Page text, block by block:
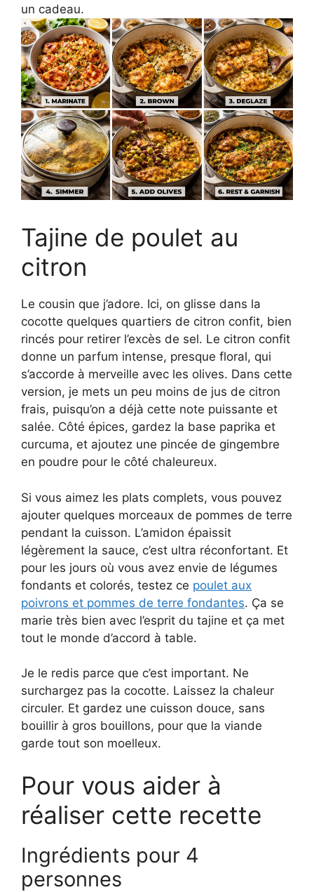
un cadeau.
Tajine de poulet au
citron
Le cousin que j’adore. Ici, on glisse dans la
cocotte quelques quartiers de citron confit, bien
rincés pour retirer l’excès de sel. Le citron confit
donne un parfum intense, presque floral, qui
s’accorde à merveille avec les olives. Dans cette
version, je mets un peu moins de jus de citron
frais, puisqu’on a déjà cette note puissante et
salée. Côté épices, gardez la base paprika et
curcuma, et ajoutez une pincée de gingembre
en poudre pour le côté chaleureux.
Si vous aimez les plats complets, vous pouvez
ajouter quelques morceaux de pommes de terre
pendant la cuisson. L’amidon épaissit
légèrement la sauce, c’est ultra réconfortant. Et
pour les jours où vous avez envie de légumes
fondants et colorés, testez ce poulet aux
poivrons et pommes de terre fondantes. Ça se
marie très bien avec l’esprit du tajine et ça met
tout le monde d’accord à table.
Je le redis parce que c’est important. Ne
surchargez pas la cocotte. Laissez la chaleur
circuler. Et gardez une cuisson douce, sans
bouillir à gros bouillons, pour que la viande
garde tout son moelleux.
Pour vous aider à
réaliser cette recette
Ingrédients pour 4
personnes